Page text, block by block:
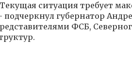
ситуация требует
подчеркнул губернатор
ФСБ,